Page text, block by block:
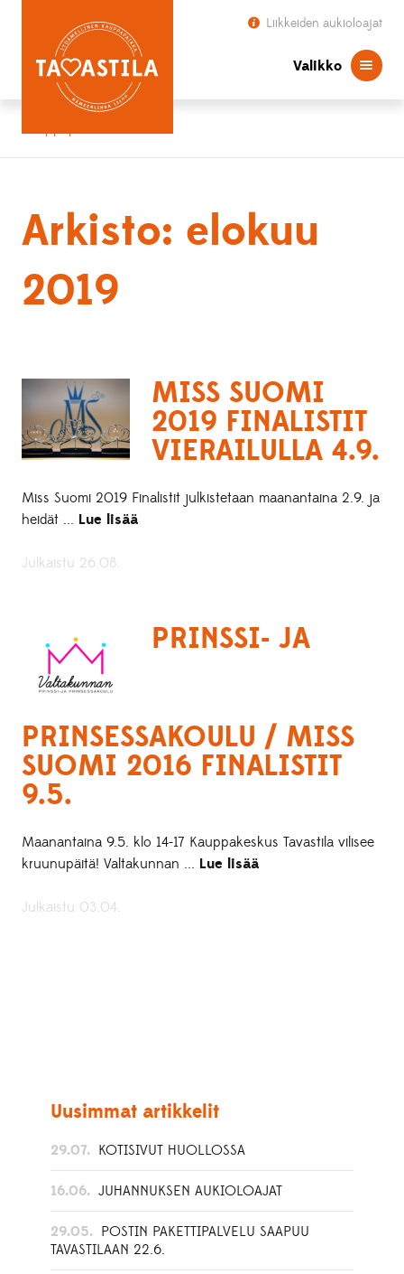
Liikkeiden aukioloajat
Valikko
Arkisto: elokuu
2019
MISS SUOMI
2019 FINALISTIT
VIERAILULLA 4.9.
Miss Suomi 2019 Finalistit julkistetaan maanantaina 2.9. ja
heidät ... Lue lisää
Julkaistu 26.08.
PRINSSI- JA
PRINSESSAKOULU / MISS
SUOMI 2016 FINALISTIT
9.5.
Maanantaina 9.5. klo 14-17 Kauppakeskus Tavastila vilisee
kruunupäitä! Valtakunnan ... Lue lisää
Julkaistu 03.04.
Uusimmat artikkelit
29.07. KOTISIVUT HUOLLOSSA
16.06. JUHANNUKSEN AUKIOLOAJAT
29.05. POSTIN PAKETTIPALVELU SAAPUU
TAVASTILAAN 22.6.